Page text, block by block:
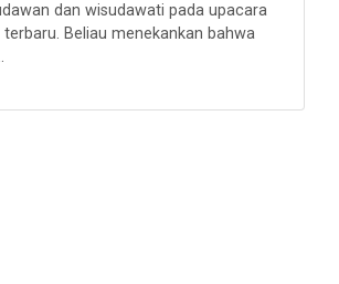
dan wisudawati pada upacara
terbaru. Beliau menekankan bahwa